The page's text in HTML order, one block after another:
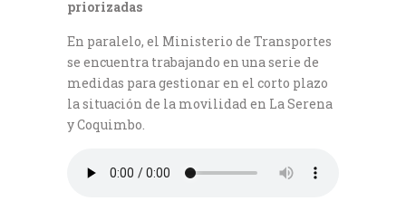
priorizadas
En paralelo, el Ministerio de Transportes
se encuentra trabajando en una serie de
medidas para gestionar en el corto plazo
la situación de la movilidad en La Serena
y Coquimbo.